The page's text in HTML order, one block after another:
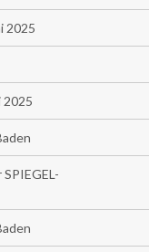
2025
2025